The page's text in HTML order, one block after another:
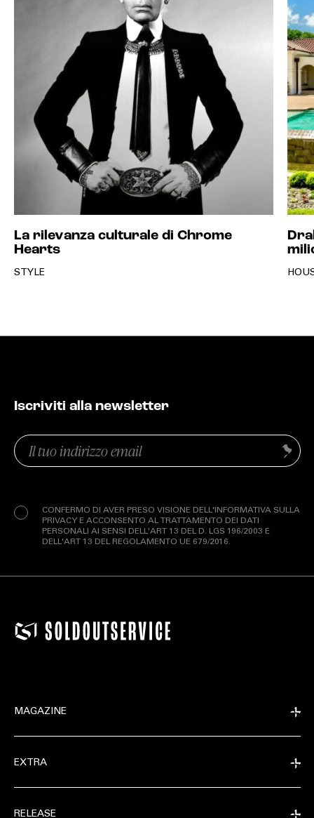
La rilevanza culturale di Chrome
Hearts
STYLE
Iscriviti alla newsletter
Email
(Obbligatorio)
CONFERMO DI AVER PRESO VISIONE DELL'INFORMATIVA SULLA
PRIVACY E ACCONSENTO AL TRATTAMENTO DEI DATI
PERSONALI AI SENSI DELL'ART 13 DEL D. LGS 196/2003 E
DELL'ART 13 DEL REGOLAMENTO UE 679/2016.
Invia
MAGAZINE
EXTRA
RELEASE